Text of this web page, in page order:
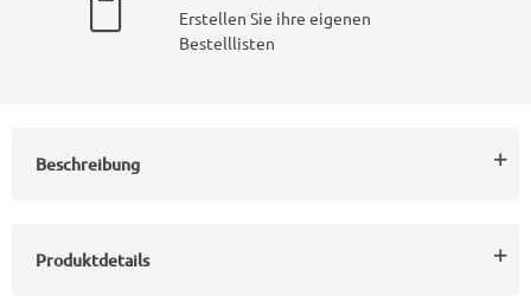
Erstellen Sie ihre eigenen
Bestelllisten
Beschreibung
Produktdetails